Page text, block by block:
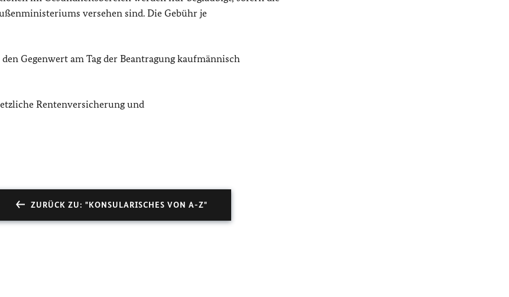
versehen sind. Die Gebühr je
Gegenwert am Tag der Beantragung kaufmännisch
Rentenversicherung und
ZURÜCK ZU: "KONSULARISCHES VON A-Z"